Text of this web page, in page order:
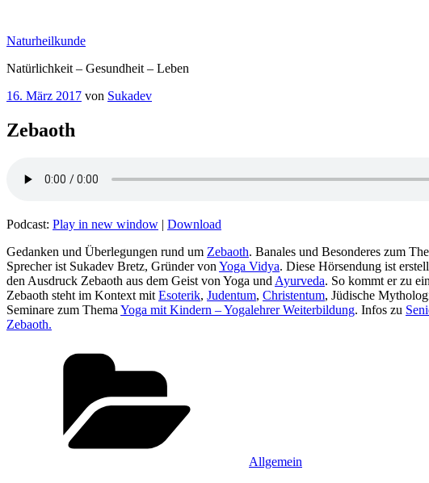
springen
Naturheilkunde
Natürlichkeit – Gesundheit – Leben
Veröffentlicht
16. März 2017 von Sukadev
Zebaoth
Podcast: Play in new window | Download
Gedanken und Überlegungen rund um Zebaoth. Banales und Besonderes zum
Sprecher ist Sukadev Bretz, Gründer von Yoga Vidya. Diese Hörsendung ist
den Ausdruck Zebaoth aus dem Geist von Yoga und Ayurveda. So kommt er zu
Zebaoth steht im Kontext mit Esoterik, Judentum, Christentum, Jüdische
Seminare zum Thema Yoga mit Kindern – Yogalehrer Weiterbildung. Infos zu
Zebaoth.
Allgemein